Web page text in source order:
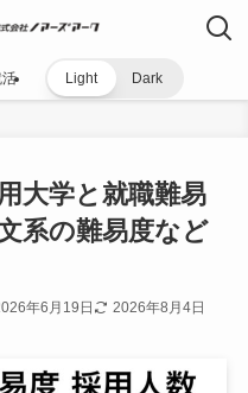
Light Dark
大学と就職難易
系の難易度など
年6月19日 2026年8月4日